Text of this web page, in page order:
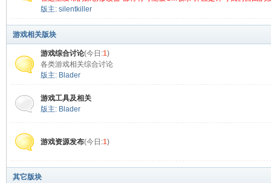
版主: silentkiller
游戏相关版块
游戏综合讨论(今日:1)
各类游戏相关综合讨论
版主: Blader
游戏工具及相关
版主: Blader
游戏资源发布(今日:1)
其它版块